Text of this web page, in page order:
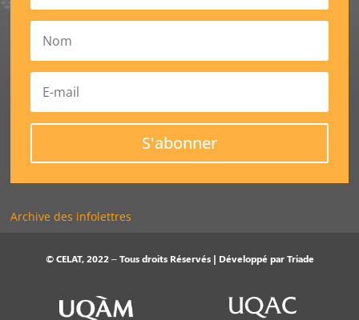
S'abonner
Archive des infolettres
© CELAT, 2022 – Tous droits Réservés | Développé parTriade